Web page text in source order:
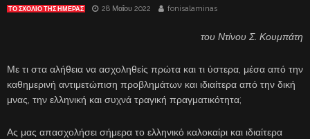
ΤΟ ΣΧΌΛΙΟ ΤΗΣ ΗΜΈΡΑΣ 28 Μαΐου 2022 fonisalaminas
του Ντίνου Σ. Κουμπάτη
Με τι στα αλήθεια να ασχοληθείς πρώτα και τι ύστερα, μέσα από την
καθημερινή αντιμετώπιση προβλημάτων και ιδιαίτερα από την δική
μνας, την ελληνική και συχνά τραγική πραγματικότητα;
Ας μας απασχολήσει σήμερα το ελληνικό καλοκαίρι και ιδιαίτερα